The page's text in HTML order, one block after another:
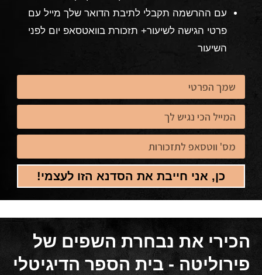
עם ההרשמה תקבלי לתיבת הדואר שלך מייל עם
פרטי הגישה לשיעור+ תזכורת בוואטסאפ יום לפני
השיעור
כן, אני חייבת את הסדנא הזו לעצמי!
הכירי את נבחרת השפים של
פירוליטה - בית הספר הדיגיטלי